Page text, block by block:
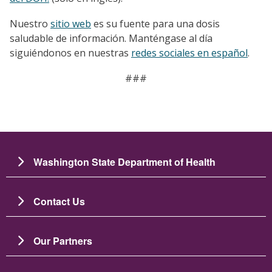
Nuestro sitio web es su fuente para una dosis
saludable de información. Manténgase al día
siguiéndonos en nuestras redes sociales en español.
###
Washington State Department of Health
Contact Us
Our Partners